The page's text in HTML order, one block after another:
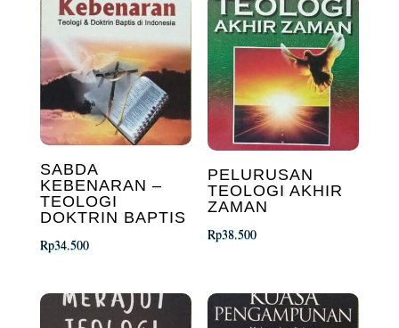
SABDA
KEBENARAN –
TEOLOGI
DOKTRIN BAPTIS
Rp34.500
PELURUSAN
TEOLOGI AKHIR
ZAMAN
Rp38.500